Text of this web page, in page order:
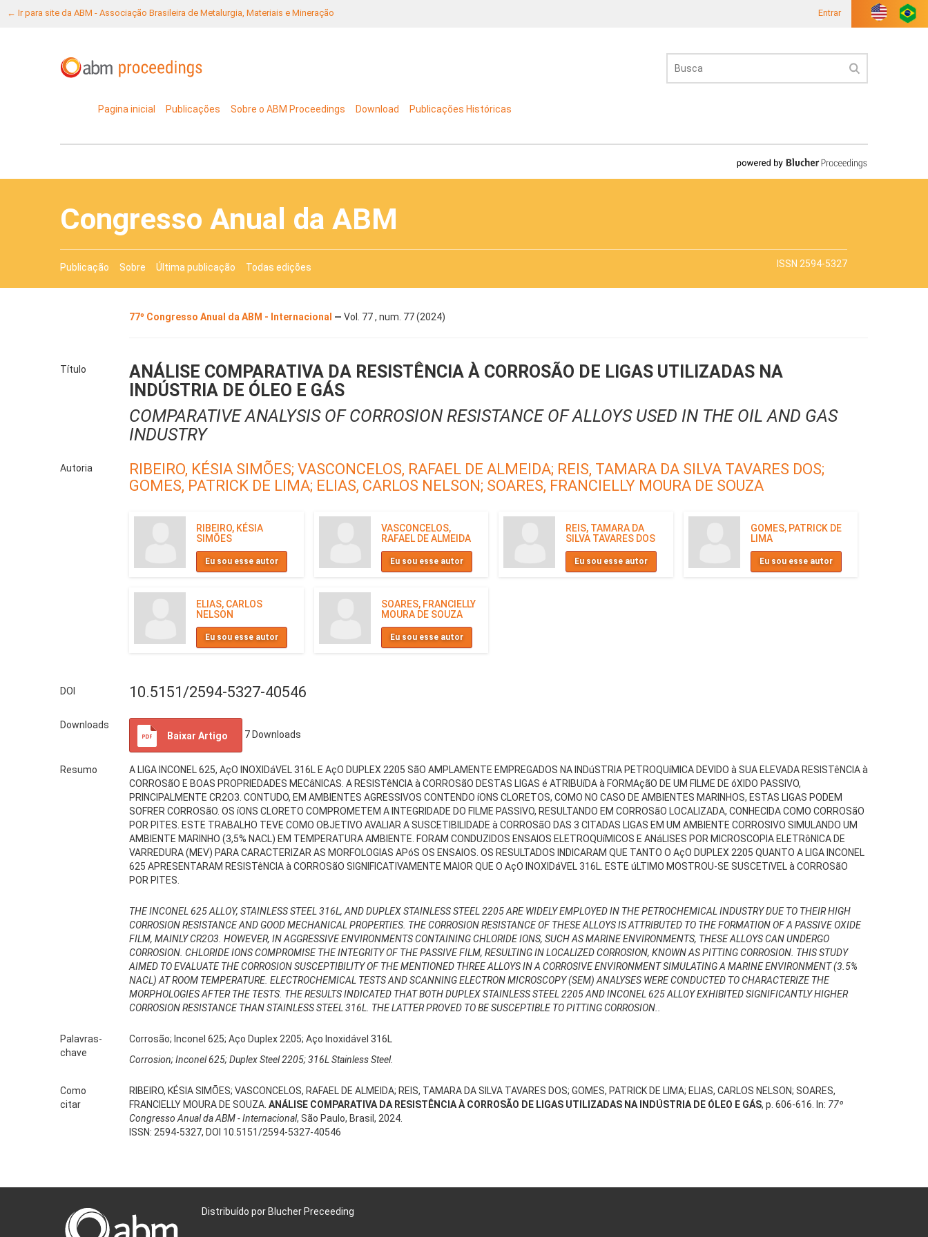
← Ir para site da ABM - Associação Brasileira de Metalurgia, Materiais e Mineração Entrar
Pagina inicial Publicações Sobre o ABM Proceedings Download Publicações Históricas
Congresso Anual da ABM
Publicação Sobre Última publicação Todas edições ISSN 2594-5327
77º Congresso Anual da ABM - Internacional — Vol. 77 , num. 77 (2024)
Título
ANÁLISE COMPARATIVA DA RESISTÊNCIA À CORROSÃO DE LIGAS UTILIZADAS NA
INDÚSTRIA DE ÓLEO E GÁS
COMPARATIVE ANALYSIS OF CORROSION RESISTANCE OF ALLOYS USED IN THE OIL AND GAS
INDUSTRY
Autoria RIBEIRO, KÉSIA SIMÕES; VASCONCELOS, RAFAEL DE ALMEIDA; REIS, TAMARA DA SILVA TAVARES DOS;
GOMES, PATRICK DE LIMA; ELIAS, CARLOS NELSON; SOARES, FRANCIELLY MOURA DE SOUZA
RIBEIRO, KÉSIA
SIMÕES
Eu sou esse autor
VASCONCELOS,
RAFAEL DE ALMEIDA
Eu sou esse autor
REIS, TAMARA DA
SILVA TAVARES DOS
Eu sou esse autor
GOMES, PATRICK DE
LIMA
Eu sou esse autor
ELIAS, CARLOS
NELSON
Eu sou esse autor
SOARES, FRANCIELLY
MOURA DE SOUZA
Eu sou esse autor
DOI 10.5151/2594-5327-40546
Downloads
Baixar Artigo
7 Downloads
Resumo
A LIGA INCONEL 625, AçO INOXIDáVEL 316L E AçO DUPLEX 2205 SãO AMPLAMENTE EMPREGADOS NA INDúSTRIA PETROQUíMICA DEVIDO à SUA ELEVADA RESISTêNCIA à
CORROSãO E BOAS PROPRIEDADES MECâNICAS. A RESISTêNCIA à CORROSãO DESTAS LIGAS é ATRIBUíDA à FORMAçãO DE UM FILME DE óXIDO PASSIVO,
PRINCIPALMENTE CR2O3. CONTUDO, EM AMBIENTES AGRESSIVOS CONTENDO íONS CLORETOS, COMO NO CASO DE AMBIENTES MARINHOS, ESTAS LIGAS PODEM
SOFRER CORROSãO. OS íONS CLORETO COMPROMETEM A INTEGRIDADE DO FILME PASSIVO, RESULTANDO EM CORROSãO LOCALIZADA, CONHECIDA COMO CORROSãO
POR PITES. ESTE TRABALHO TEVE COMO OBJETIVO AVALIAR A SUSCETIBILIDADE à CORROSãO DAS 3 CITADAS LIGAS EM UM AMBIENTE CORROSIVO SIMULANDO UM
AMBIENTE MARINHO (3,5% NACL) EM TEMPERATURA AMBIENTE. FORAM CONDUZIDOS ENSAIOS ELETROQUíMICOS E ANáLISES POR MICROSCOPIA ELETRôNICA DE
VARREDURA (MEV) PARA CARACTERIZAR AS MORFOLOGIAS APóS OS ENSAIOS. OS RESULTADOS INDICARAM QUE TANTO O AçO DUPLEX 2205 QUANTO A LIGA INCONEL
625 APRESENTARAM RESISTêNCIA à CORROSãO SIGNIFICATIVAMENTE MAIOR QUE O AçO INOXIDáVEL 316L. ESTE úLTIMO MOSTROU-SE SUSCETíVEL à CORROSãO
POR PITES.
THE INCONEL 625 ALLOY, STAINLESS STEEL 316L, AND DUPLEX STAINLESS STEEL 2205 ARE WIDELY EMPLOYED IN THE PETROCHEMICAL INDUSTRY DUE TO THEIR HIGH
CORROSION RESISTANCE AND GOOD MECHANICAL PROPERTIES. THE CORROSION RESISTANCE OF THESE ALLOYS IS ATTRIBUTED TO THE FORMATION OF A PASSIVE OXIDE
FILM, MAINLY CR2O3. HOWEVER, IN AGGRESSIVE ENVIRONMENTS CONTAINING CHLORIDE IONS, SUCH AS MARINE ENVIRONMENTS, THESE ALLOYS CAN UNDERGO
CORROSION. CHLORIDE IONS COMPROMISE THE INTEGRITY OF THE PASSIVE FILM, RESULTING IN LOCALIZED CORROSION, KNOWN AS PITTING CORROSION. THIS STUDY
AIMED TO EVALUATE THE CORROSION SUSCEPTIBILITY OF THE MENTIONED THREE ALLOYS IN A CORROSIVE ENVIRONMENT SIMULATING A MARINE ENVIRONMENT (3.5%
NACL) AT ROOM TEMPERATURE. ELECTROCHEMICAL TESTS AND SCANNING ELECTRON MICROSCOPY (SEM) ANALYSES WERE CONDUCTED TO CHARACTERIZE THE
MORPHOLOGIES AFTER THE TESTS. THE RESULTS INDICATED THAT BOTH DUPLEX STAINLESS STEEL 2205 AND INCONEL 625 ALLOY EXHIBITED SIGNIFICANTLY HIGHER
CORROSION RESISTANCE THAN STAINLESS STEEL 316L. THE LATTER PROVED TO BE SUSCEPTIBLE TO PITTING CORROSION..
Palavras-
chave
Corrosão; Inconel 625; Aço Duplex 2205; Aço Inoxidável 316L
Corrosion; Inconel 625; Duplex Steel 2205; 316L Stainless Steel.
Como
citar
RIBEIRO, KÉSIA SIMÕES; VASCONCELOS, RAFAEL DE ALMEIDA; REIS, TAMARA DA SILVA TAVARES DOS; GOMES, PATRICK DE LIMA; ELIAS, CARLOS NELSON; SOARES,
FRANCIELLY MOURA DE SOUZA. ANÁLISE COMPARATIVA DA RESISTÊNCIA À CORROSÃO DE LIGAS UTILIZADAS NA INDÚSTRIA DE ÓLEO E GÁS, p. 606-616. In: 77º
Congresso Anual da ABM - Internacional, São Paulo, Brasil, 2024.
ISSN: 2594-5327, DOI 10.5151/2594-5327-40546
Distribuído por Blucher Preceeding